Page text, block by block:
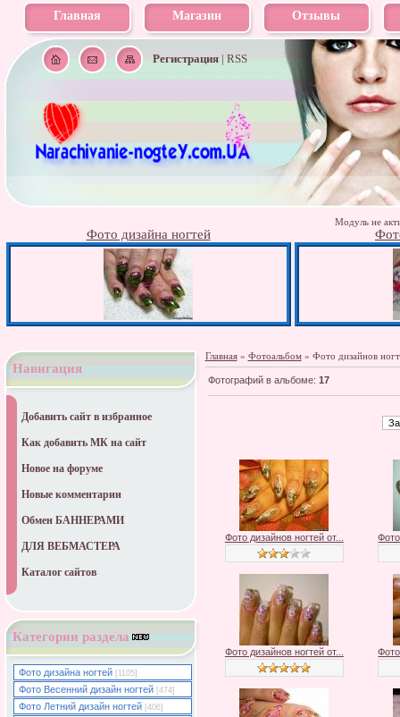
Главная Магазин Отзывы
Регистрация| RSS
Модуль не
Фото дизайна ногтей
Главная» Фотоальбом» Фото дизайнов
Фотографий в альбоме: 17
Фото дизайнов ногтей от...
Фото дизайнов ногтей от...
Навигация
Добавить сайт в избранное
Как добавить МК на сайт
Новое на форуме
Новые комментарии
Обмен БАННЕРАМИ
ДЛЯ ВЕБМАСТЕРА
Каталог сайтов
Категории раздела
Фото дизайна ногтей [1105]
Фото Весенний дизайн ногтей [474]
Фото Летний дизайн ногтей [406]